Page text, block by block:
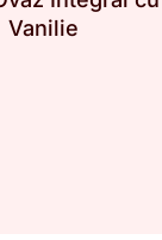
Vanilie